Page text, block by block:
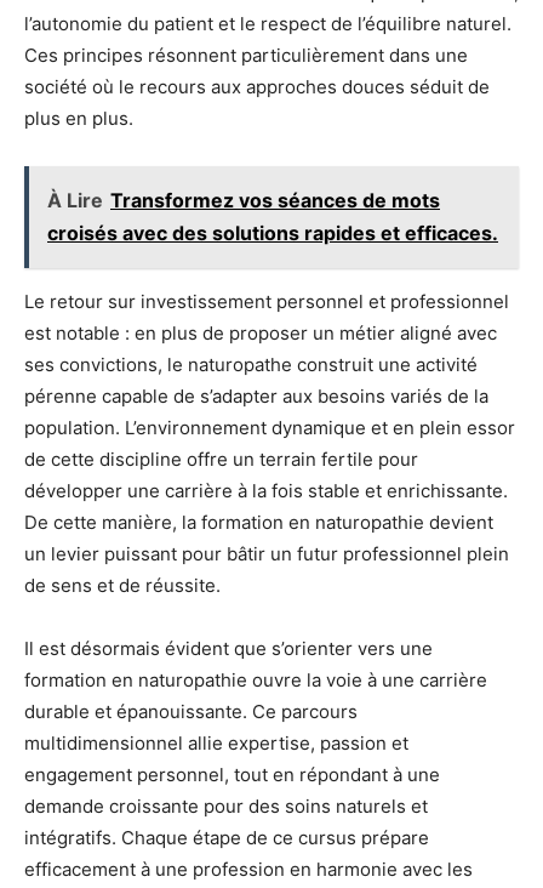
l’autonomie du patient et le respect de l’équilibre naturel.
Ces principes résonnent particulièrement dans une
société où le recours aux approches douces séduit de
plus en plus.
À Lire Transformez vos séances de mots
croisés avec des solutions rapides et efficaces.
Le retour sur investissement personnel et professionnel
est notable : en plus de proposer un métier aligné avec
ses convictions, le naturopathe construit une activité
pérenne capable de s’adapter aux besoins variés de la
population. L’environnement dynamique et en plein essor
de cette discipline offre un terrain fertile pour
développer une carrière à la fois stable et enrichissante.
De cette manière, la formation en naturopathie devient
un levier puissant pour bâtir un futur professionnel plein
de sens et de réussite.
Il est désormais évident que s’orienter vers une
formation en naturopathie ouvre la voie à une carrière
durable et épanouissante. Ce parcours
multidimensionnel allie expertise, passion et
engagement personnel, tout en répondant à une
demande croissante pour des soins naturels et
intégratifs. Chaque étape de ce cursus prépare
efficacement à une profession en harmonie avec les